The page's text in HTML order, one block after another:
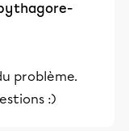
problème.
:)